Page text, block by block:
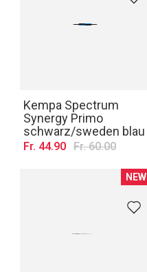
Kempa Spectrum
Synergy Primo
schwarz/sweden blau
Fr. 44.90 Fr. 60.00
NEW